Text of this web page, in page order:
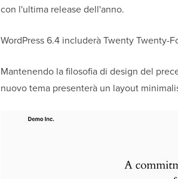
con l'ultima release dell'anno.
WordPress 6.4 includerà Twenty Twenty-
Mantenendo la filosofia di design del
nuovo tema presenterà un layout